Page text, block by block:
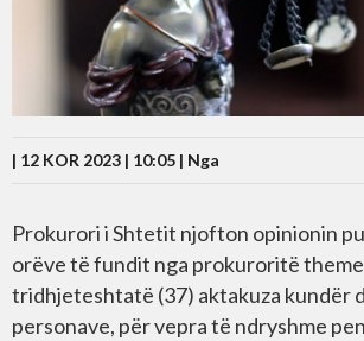
| 12 KOR 2023 | 10:05 | Nga
Prokurori i Shtetit njofton opinionin
orëve të fundit nga prokuroritë
tridhjeteshtatë (37) aktakuza kundër
personave, për vepra të ndryshme